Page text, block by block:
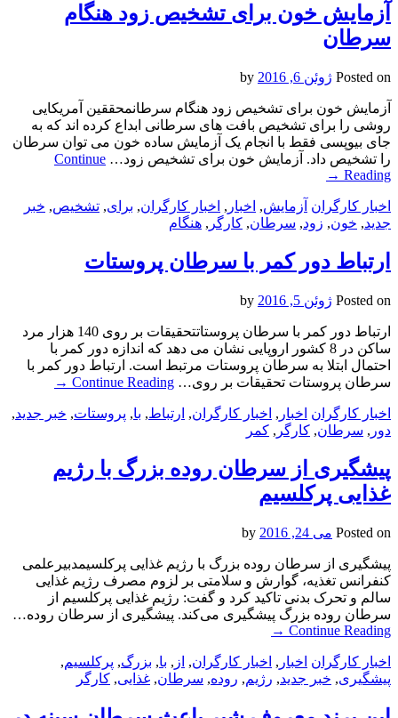
آزمایش خون برای تشخیص زود هنگام
سرطان
Posted on ژوئن 6, 2016
آزمایش خون برای تشخیص زود هنگام سرطانمحققین آمریکایی
روشی را برای تشخیص بافت های سرطانی ابداع کرده اند که به
جای بیوپسی فقط با انجام یک آزمایش ساده خون می توان سرطان
را تشخیص داد. آزمایش خون برای تشخیص زود… Continue
Reading
→
اخبار کارگران آزمایش, اخبار , اخبار کارگران, برای, تشخیص, خبر
جدید, خون, زود, سرطان, کارگر , هنگام
ارتباط دور کمر با سرطان پروستات
Posted on ژوئن 5, 2016
ارتباط دور کمر با سرطان پروستاتتحقیقات بر روی 140 هزار مرد
ساکن در 8 کشور اروپایی نشان می دهد که اندازه دور کمر با
احتمال ابتلا به سرطان پروستات مرتبط است. ارتباط دور کمر با
سرطان پروستات تحقیقات بر روی… Continue Reading
→
اخبار کارگران اخبار , اخبار کارگران, ارتباط, با, پروستات, خبر جدید,
دور , سرطان, کارگر , کمر
پیشگیری از سرطان روده بزرگ با رژیم
غذایی پرکلسیم
Posted on می 24, 2016
پیشگیری از سرطان روده بزرگ با رژیم غذایی پرکلسیمدبیرعلمی
کنفرانس تغذیه، گوارش و سلامتی بر لزوم مصرف رژیم غذایی
سالم و تحرک بدنی تاکید کرد و گفت: رژیم غذایی پرکلسیم از
سرطان روده بزرگ پیشگیری می‌کند. پیشگیری از سرطان روده…
Continue Reading
→
اخبار کارگران اخبار , اخبار کارگران, از , با, بزرگ, پرکلسیم,
پیشگیری, خبر جدید, رژیم, روده, سرطان, غذایی, کارگر